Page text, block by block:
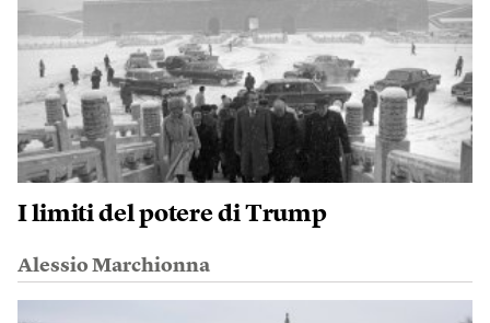
I limiti del potere di Trump
Alessio Marchionna